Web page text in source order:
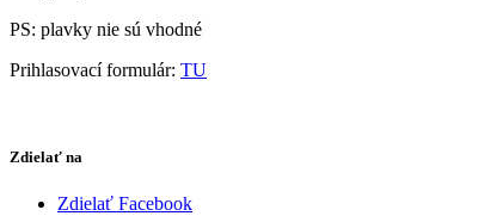
PS: plavky nie sú vhodné
Prihlasovací formulár: TU
Zdielať na
Zdielať Facebook